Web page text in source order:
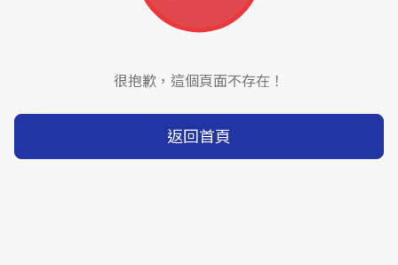
很抱歉，這個頁面不存在！
返回首頁